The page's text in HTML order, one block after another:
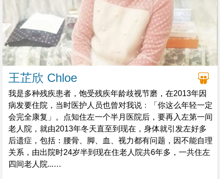
心，又会担心自己随时发病....
王芷欣 Chloe
我是多种残疾患者，饱受残疾年龄歧视节磨，在2013年因
病发要住院，当时医护人员也曾对我说﹕「你这么年轻一定
会完全康复」。点知住左一个半月医院后，要再入左第一间
老人院，就由2013年冬天直至到现在，身体就引发左好多
后遗症，包括：腰骨、脚、血、视力都有问题，因不能自理
关系，由出院时24岁半到现在住老人院共6年多，一共住左
四间老人院...